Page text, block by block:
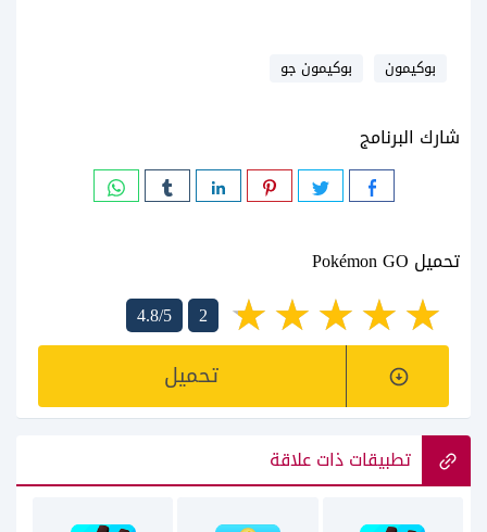
بوكيمون بوكيمون جو
شارك البرنامج
تحميل Pokémon GO
4.8/5
2
تحميل
تطبيقات ذات علاقة